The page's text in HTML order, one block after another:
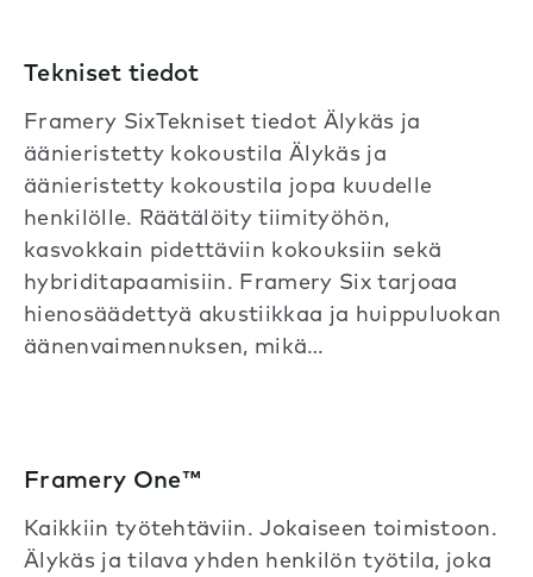
Tekniset tiedot
Framery SixTekniset tiedot Älykäs ja
äänieristetty kokoustila Älykäs ja
äänieristetty kokoustila jopa kuudelle
henkilölle. Räätälöity tiimityöhön,
kasvokkain pidettäviin kokouksiin sekä
hybriditapaamisiin. Framery Six tarjoaa
hienosäädettyä akustiikkaa ja huippuluokan
äänenvaimennuksen, mikä…
Framery One™
Kaikkiin työtehtäviin. Jokaiseen toimistoon.
Älykäs ja tilava yhden henkilön työtila, joka